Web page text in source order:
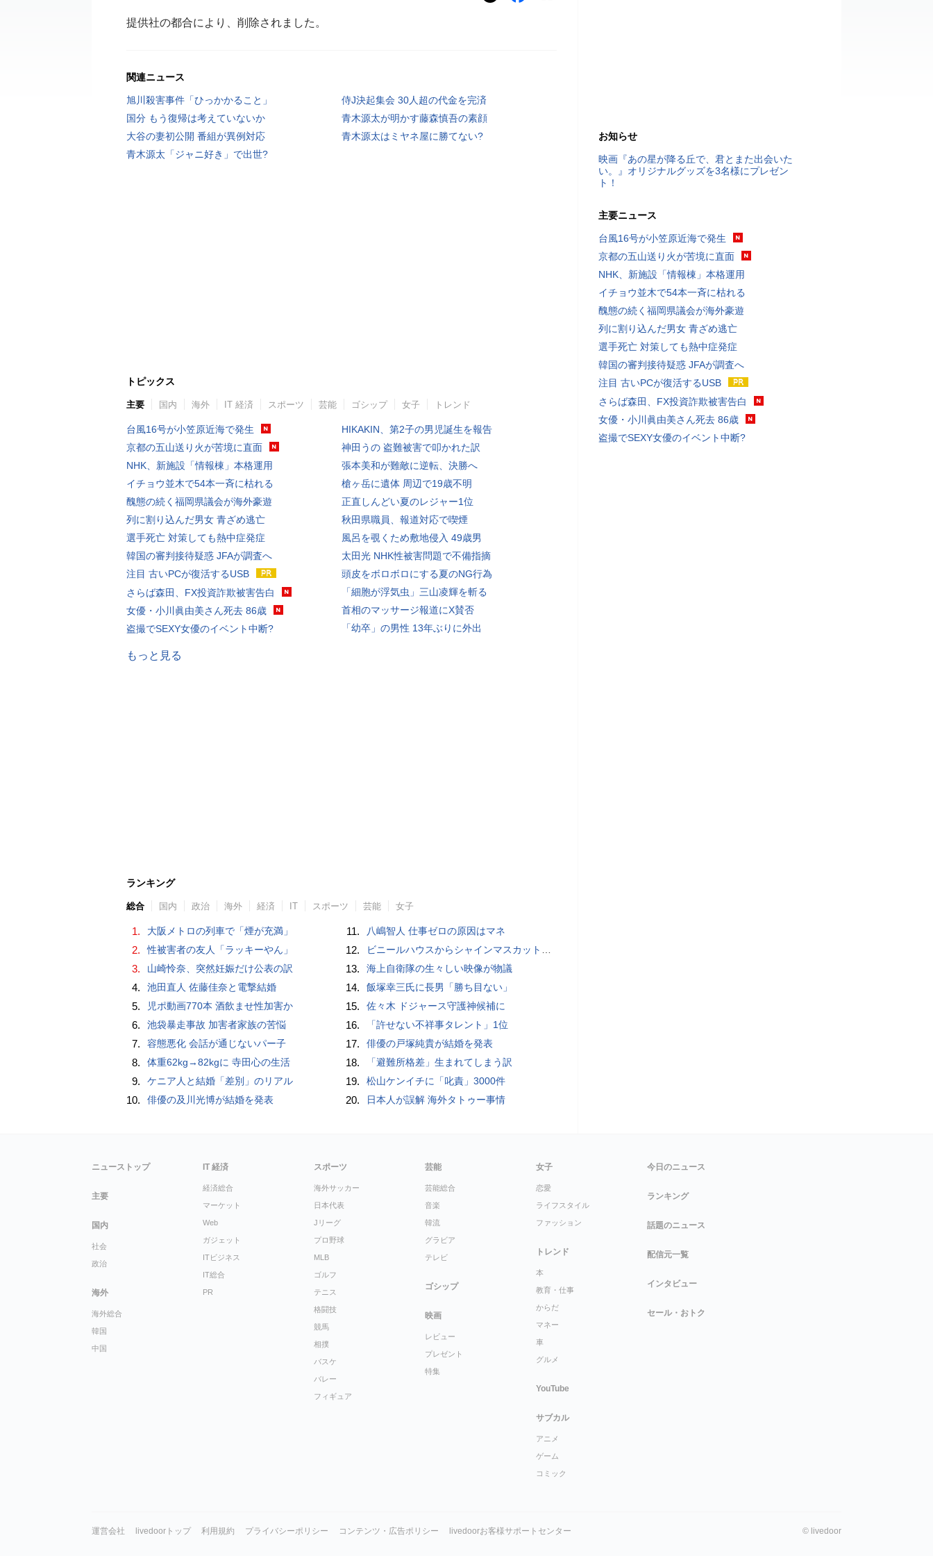
提供社の都合により、削除されました。
関連ニュース
旭川殺害事件「ひっかかること」
侍J決起集会 30人超の代金を完済
国分 もう復帰は考えていないか
青木源太が明かす藤森慎吾の素顔
大谷の妻初公開 番組が異例対応
青木源太はミヤネ屋に勝てない?
青木源太「ジャニ好き」で出世?
トピックス
主要 国内 海外 IT 経済 スポーツ 芸能 ゴシップ 女子 トレンド
台風16号が小笠原近海で発生
京都の五山送り火が苦境に直面
NHK、新施設「情報棟」本格運用
イチョウ並木で54本一斉に枯れる
醜態の続く福岡県議会が海外豪遊
列に割り込んだ男女 青ざめ逃亡
選手死亡 対策しても熱中症発症
韓国の審判接待疑惑 JFAが調査へ
注目 古いPCが復活するUSB
さらば森田、FX投資詐欺被害告白
女優・小川眞由美さん死去 86歳
盗撮でSEXY女優のイベント中断?
HIKAKIN、第2子の男児誕生を報告
神田うの 盗難被害で叩かれた訳
張本美和が難敵に逆転、決勝へ
槍ヶ岳に遺体 周辺で19歳不明
正直しんどい夏のレジャー1位
秋田県職員、報道対応で喫煙
風呂を覗くため敷地侵入 49歳男
太田光 NHK性被害問題で不備指摘
頭皮をボロボロにする夏のNG行為
「細胞が浮気虫」三山凌輝を斬る
首相のマッサージ報道にX賛否
「幼卒」の男性 13年ぶりに外出
もっと見る
ランキング
総合 国内 政治 海外 経済 IT スポーツ 芸能 女子
1. 大阪メトロの列車で「煙が充満」
2. 性被害者の友人「ラッキーやん」
3. 山崎怜奈、突然妊娠だけ公表の訳
4. 池田直人 佐藤佳奈と電撃結婚
5. 児ポ動画770本 酒飲ませ性加害か
6. 池袋暴走事故 加害者家族の苦悩
7. 容態悪化 会話が通じないパー子
8. 体重62kg→82kgに 寺田心の生活
9. ケニア人と結婚「差別」のリアル
10. 俳優の及川光博が結婚を発表
11. 八嶋智人 仕事ゼロの原因はマネ
12. ビニールハウスからシャインマスカット約200房を盗んだ疑い ネットで販売か 無職の男（42）逮捕 岡山県警
13. 海上自衛隊の生々しい映像が物議
14. 飯塚幸三氏に長男「勝ち目ない」
15. 佐々木 ドジャース守護神候補に
16. 「許せない不祥事タレント」1位
17. 俳優の戸塚純貴が結婚を発表
18. 「避難所格差」生まれてしまう訳
19. 松山ケンイチに「叱責」3000件
20. 日本人が誤解 海外タトゥー事情
お知らせ
映画『あの星が降る丘で、君とまた出会いた
い。』オリジナルグッズを3名様にプレゼン
ト！
主要ニュース
台風16号が小笠原近海で発生
京都の五山送り火が苦境に直面
NHK、新施設「情報棟」本格運用
イチョウ並木で54本一斉に枯れる
醜態の続く福岡県議会が海外豪遊
列に割り込んだ男女 青ざめ逃亡
選手死亡 対策しても熱中症発症
韓国の審判接待疑惑 JFAが調査へ
注目 古いPCが復活するUSB
さらば森田、FX投資詐欺被害告白
女優・小川眞由美さん死去 86歳
盗撮でSEXY女優のイベント中断?
ニューストップ
主要
国内
社会
政治
海外
海外総合
韓国
中国
IT 経済
経済総合
マーケット
Web
ガジェット
ITビジネス
IT総合
PR
スポーツ
海外サッカー
日本代表
Jリーグ
プロ野球
MLB
ゴルフ
テニス
格闘技
競馬
相撲
バスケ
バレー
フィギュア
芸能
芸能総合
音楽
韓流
グラビア
テレビ
ゴシップ
映画
レビュー
プレゼント
特集
女子
恋愛
ライフスタイル
ファッション
トレンド
本
教育・仕事
からだ
マネー
車
グルメ
YouTube
サブカル
アニメ
ゲーム
コミック
今日のニュース
ランキング
話題のニュース
配信元一覧
インタビュー
セール・おトク
運営会社 livedoorトップ 利用規約 プライバシーポリシー コンテンツ・広告ポリシー livedoorお客様サポートセンター © livedoor